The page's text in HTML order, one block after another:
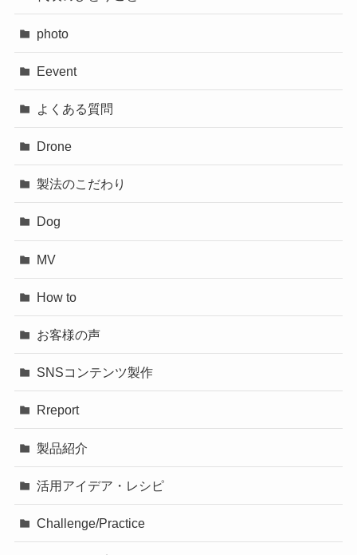
photo
Eevent
よくある質問
Drone
製法のこだわり
Dog
MV
How to
お客様の声
SNSコンテンツ製作
Rreport
製品紹介
活用アイデア・レシピ
Challenge/Practice